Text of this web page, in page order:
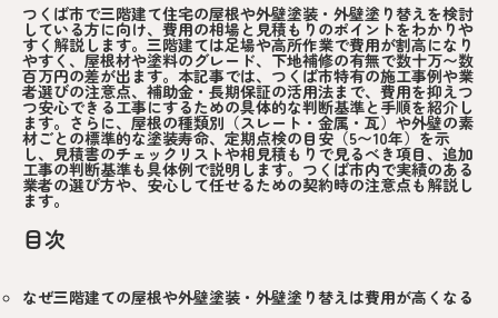
つくば市で三階建て住宅の屋根や外壁塗装・外壁塗り替えを検討
している方に向け、費用の相場と見積もりのポイントをわかりや
すく解説します。三階建ては足場や高所作業で費用が割高になり
やすく、屋根材や塗料のグレード、下地補修の有無で数十万〜数
百万円の差が出ます。本記事では、つくば市特有の施工事例や業
者選びの注意点、補助金・長期保証の活用法まで、費用を抑えつ
つ安心できる工事にするための具体的な判断基準と手順を紹介し
ます。さらに、屋根の種類別（スレート・金属・瓦）や外壁の素
材ごとの標準的な塗装寿命、定期点検の目安（5〜10年）を示
し、見積書のチェックリストや相見積もりで見るべき項目、追加
工事の判断基準も具体例で説明します。つくば市内で実績のある
業者の選び方や、安心して任せるための契約時の注意点も解説し
ます。
目次
なぜ三階建ての屋根や外壁塗装・外壁塗り替えは費用が高くなる